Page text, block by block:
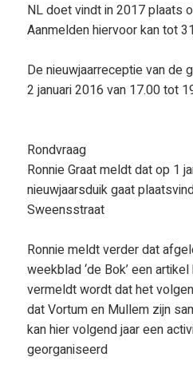
NL doet vindt in 2017 plaats
Aanmelden hiervoor kan tot
De nieuwjaarreceptie van de
2 januari 2016 van 17.00 tot
Rondvraag
Ronnie Graat meldt dat op 1
nieuwjaarsduik gaat
Sweensstraat
Ronnie meldt verder dat
weekblad ‘de Bok’ een
vermeldt wordt dat het
dat Vortum en Mullem zijn
kan hier volgend jaar een
georganiseerd